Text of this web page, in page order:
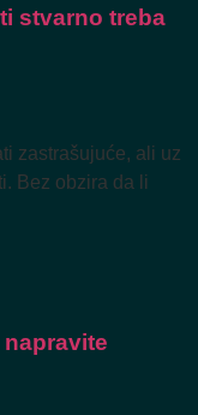
stvarno treba
zastrašujuće, ali uz
Bez obzira da li